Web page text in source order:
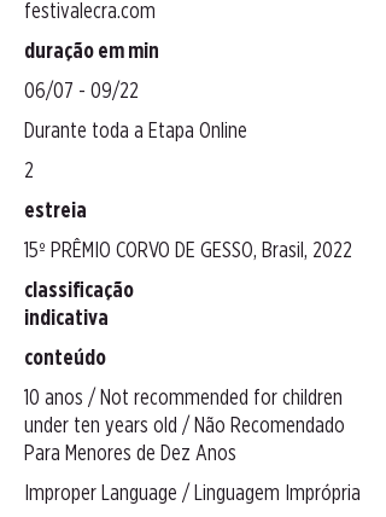
festivalecra.com
duração em min
06/07 - 09/22
Durante toda a Etapa Online
2
estreia
15º PRÊMIO CORVO DE GESSO, Brasil, 2022
classificação
indicativa
conteúdo
10 anos / Not recommended for children
under ten years old / Não Recomendado
Para Menores de Dez Anos
Improper Language / Linguagem Imprópria